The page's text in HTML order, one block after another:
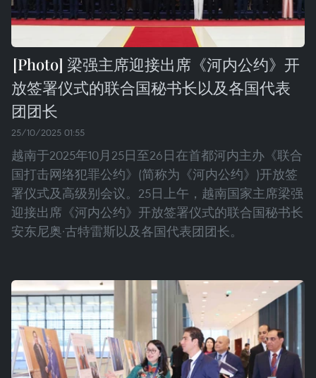
梁强主席迎接出席《河内公约》开
放签署仪式的联合国秘书长以及各国代表
团团长
25/10/2025 01:55
越南于2025年10月25日至26日在首都河内主办《联合
国打击网络犯罪公约》(简称为《河内公约》)开放签
署仪式及高级别会议。25日上午，越南国家主席梁强
迎接出席《河内公约》开放签署仪式的联合国秘书长
安东尼奥·古特雷斯以及各国代表团团长。